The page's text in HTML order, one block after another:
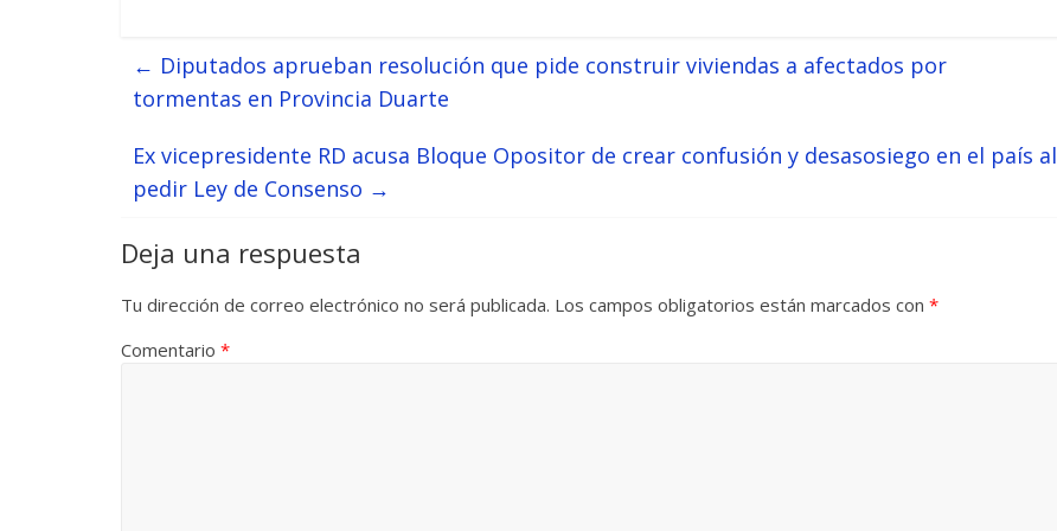
← Diputados aprueban resolución que pide construir viviendas a afectados por
tormentas en Provincia Duarte
Ex vicepresidente RD acusa Bloque Opositor de crear confusión y desasosiego en el país al
pedir Ley de Consenso →
Deja una respuesta
Tu dirección de correo electrónico no será publicada. Los campos obligatorios están marcados con *
Comentario *